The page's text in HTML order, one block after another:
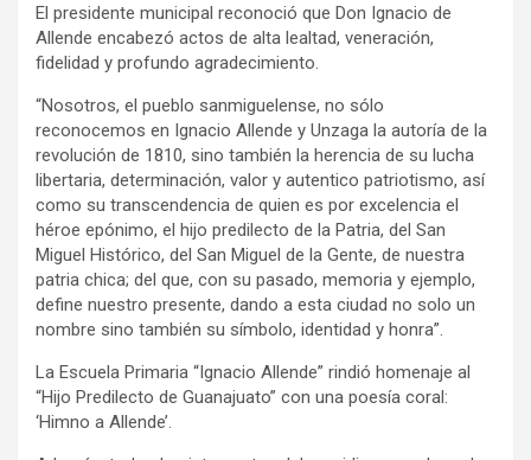
El presidente municipal reconoció que Don Ignacio de
Allende encabezó actos de alta lealtad, veneración,
fidelidad y profundo agradecimiento.
“Nosotros, el pueblo sanmiguelense, no sólo
reconocemos en Ignacio Allende y Unzaga la autoría de la
revolución de 1810, sino también la herencia de su lucha
libertaria, determinación, valor y autentico patriotismo, así
como su transcendencia de quien es por excelencia el
héroe epónimo, el hijo predilecto de la Patria, del San
Miguel Histórico, del San Miguel de la Gente, de nuestra
patria chica; del que, con su pasado, memoria y ejemplo,
define nuestro presente, dando a esta ciudad no solo un
nombre sino también su símbolo, identidad y honra”.
La Escuela Primaria “Ignacio Allende” rindió homenaje al
“Hijo Predilecto de Guanajuato” con una poesía coral:
‘Himno a Allende’.